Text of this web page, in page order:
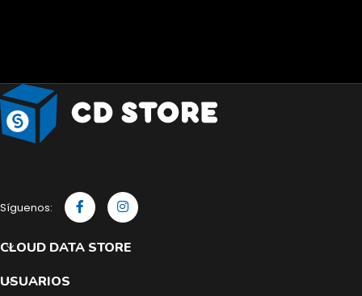
Síguenos:
CLOUD DATA STORE
USUARIOS